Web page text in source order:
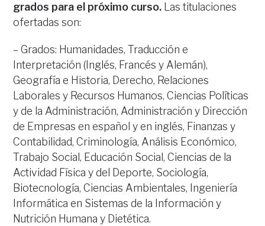
grados para el próximo curso. Las titulaciones
ofertadas son:
– Grados: Humanidades, Traducción e
Interpretación (Inglés, Francés y Alemán),
Geografía e Historia, Derecho, Relaciones
Laborales y Recursos Humanos, Ciencias Políticas
y de la Administración, Administración y Dirección
de Empresas en español y en inglés, Finanzas y
Contabilidad, Criminología, Análisis Económico,
Trabajo Social, Educación Social, Ciencias de la
Actividad Física y del Deporte, Sociología,
Biotecnología, Ciencias Ambientales, Ingeniería
Informática en Sistemas de la Información y
Nutrición Humana y Dietética.